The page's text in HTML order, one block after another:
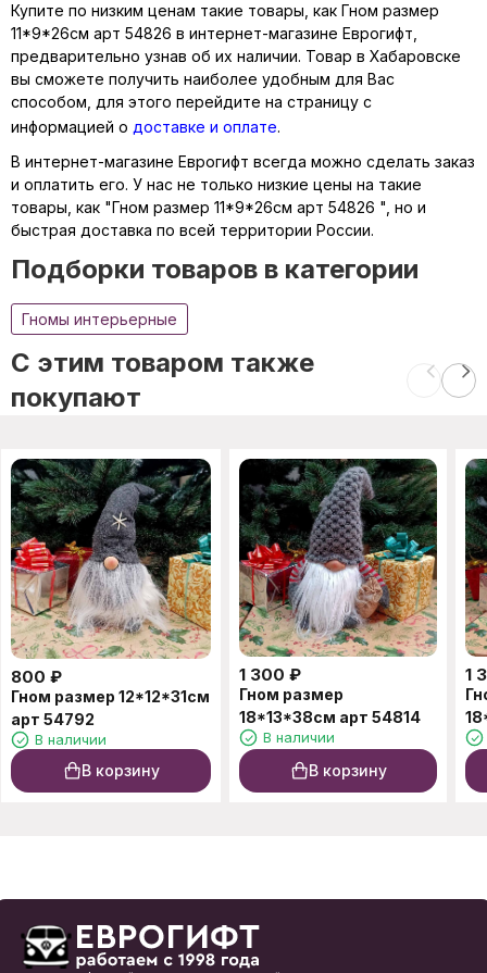
Купите по низким ценам такие товары, как Гном размер
11*9*26см арт 54826 в интернет-магазине Еврогифт,
предварительно узнав об их наличии. Товар в Хабаровске
вы сможете получить наиболее удобным для Вас
способом, для этого перейдите на страницу с
информацией о доставке и оплате.
В интернет-магазине Еврогифт всегда можно сделать заказ
и оплатить его. У нас не только низкие цены на такие
товары, как "Гном размер 11*9*26см арт 54826 ", но и
быстрая доставка по всей территории России.
Подборки товаров в категории
Гномы интерьерные
C этим товаром также
покупают
800 ₽
Гном размер 12*12*31см
арт 54792
В наличии
В корзину
1 300 ₽
Гном размер
18*13*38см арт 54814
В наличии
В корзину
1